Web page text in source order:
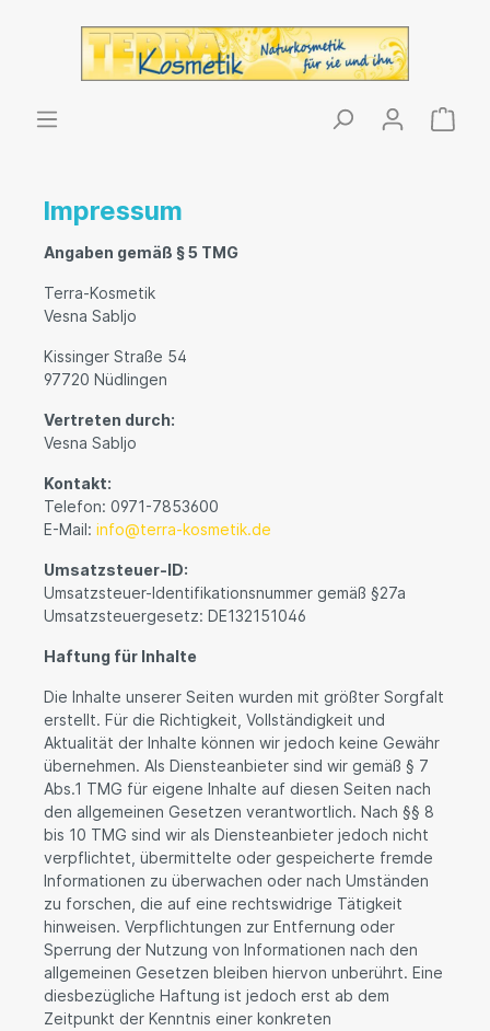
Impressum
Angaben gemäß § 5 TMG
Terra-Kosmetik
Vesna Sabljo
Kissinger Straße 54
97720 Nüdlingen
Vertreten durch:
Vesna Sabljo
Kontakt:
Telefon: 0971-7853600
E-Mail: info@terra-kosmetik.de
Umsatzsteuer-ID:
Umsatzsteuer-Identifikationsnummer gemäß §27a
Umsatzsteuergesetz: DE132151046
Haftung für Inhalte
Die Inhalte unserer Seiten wurden mit größter Sorgfalt
erstellt. Für die Richtigkeit, Vollständigkeit und
Aktualität der Inhalte können wir jedoch keine Gewähr
übernehmen. Als Diensteanbieter sind wir gemäß § 7
Abs.1 TMG für eigene Inhalte auf diesen Seiten nach
den allgemeinen Gesetzen verantwortlich. Nach §§ 8
bis 10 TMG sind wir als Diensteanbieter jedoch nicht
verpflichtet, übermittelte oder gespeicherte fremde
Informationen zu überwachen oder nach Umständen
zu forschen, die auf eine rechtswidrige Tätigkeit
hinweisen. Verpflichtungen zur Entfernung oder
Sperrung der Nutzung von Informationen nach den
allgemeinen Gesetzen bleiben hiervon unberührt. Eine
diesbezügliche Haftung ist jedoch erst ab dem
Zeitpunkt der Kenntnis einer konkreten